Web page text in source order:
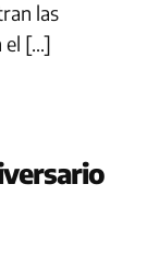
las
el […]